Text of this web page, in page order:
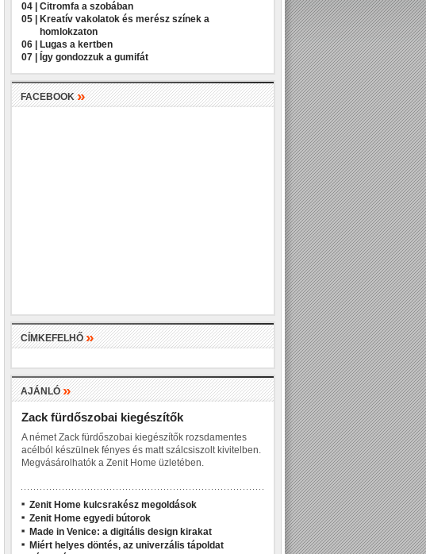
04 |
Citromfa a szobában
05 |
Kreatív vakolatok és merész színek a
homlokzaton
06 |
Lugas a kertben
07 |
Így gondozzuk a gumifát
FACEBOOK»
CÍMKEFELHŐ»
AJÁNLÓ»
Zack fürdőszobai kiegészítők
A német Zack fürdőszobai kiegészítők rozsdamentes
acélból készülnek fényes és matt szálcsiszolt kivitelben.
Megvásárolhatók a Zenit Home üzletében.
Zenit Home kulcsrakész megoldások
Zenit Home egyedi bútorok
Made in Venice: a digitális design kirakat
Miért helyes döntés, az univerzális tápoldat